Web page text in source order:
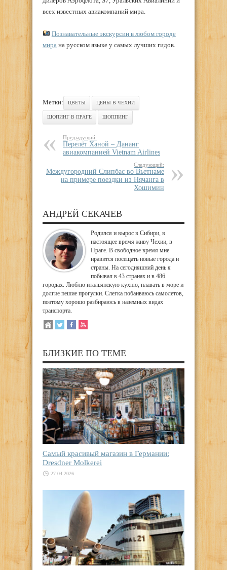
всех известных авиакомпаний мира.
Познавательные экскурсии в любом городе
мира на русском языке у самых лучших гидов.
Метки: ЦВЕТЫ ЦЕНЫ В ЧЕХИИ
ШОПИНГ В ПРАГЕ ШОППИНГ
Предыдущий:
Перелёт Ханой – Дананг
авиакомпанией Vietnam Airlines
Следующий:
Междугородний Слипбас во Вьетнаме
на примере поездки из Нячанга в
Хошимин
АНДРЕЙ СЕКАЧЕВ
Родился и вырос в Сибири, в
настоящее время живу Чехии, в
Праге. В свободное время мне
нравится посещать новые города и
страны. На сегодняшний день я
побывал в 43 странах и в 486
городах. Люблю итальянскую кухню, плавать в море и
долгие пешие прогулки. Слегка побаиваюсь самолетов,
поэтому хорошо разбираюсь в наземных видах
транспорта.
БЛИЗКИЕ ПО ТЕМЕ
Самый красивый магазин в Германии:
Dresdner Molkerei
27.04.2026